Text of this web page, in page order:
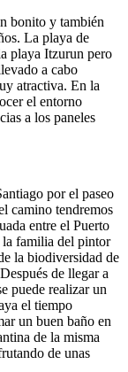
bonito y también
La playa de
playa Itzurun pero
a cabo
atractiva. En la
el entorno
a los paneles
por el paseo
camino tendremos
entre el Puerto
familia del pintor
la biodiversidad de
de llegar a
puede realizar un
el tiempo
un buen baño en
de la misma
de unas